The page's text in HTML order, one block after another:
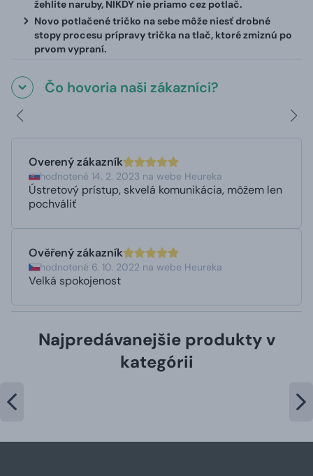
žehlite naruby, NIKDY nie priamo cez potlač.
Novo potlačené tričko na sebe môže niesť drobné
stopy procesu prípravy trička na tlač, ktoré zmiznú po
prvom vypraní.
Čo hovoria naši zákazníci?
Overený zákazník
hodnotené 14. 2. 2023 na webe Heureka
Ústretový prístup, skvelá komunikácia, môžem len
pochváliť
Ověřený zákazník
hodnotené 6. 10. 2022 na webe Heureka
Velká spokojenost
Najpredávanejšie produkty v
kategórii